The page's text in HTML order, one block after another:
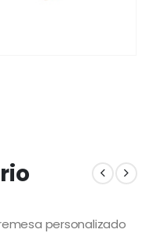
personalizado